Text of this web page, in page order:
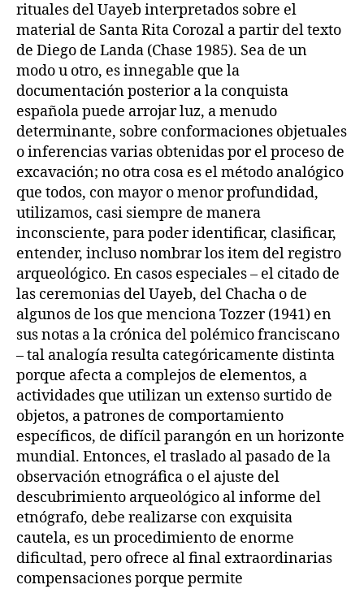
rituales del Uayeb interpretados sobre el
material de Santa Rita Corozal a partir del texto
de Diego de Landa (Chase 1985). Sea de un
modo u otro, es innegable que la
documentación posterior a la conquista
española puede arrojar luz, a menudo
determinante, sobre conformaciones objetuales
o inferencias varias obtenidas por el proceso de
excavación; no otra cosa es el método analógico
que todos, con mayor o menor profundidad,
utilizamos, casi siempre de manera
inconsciente, para poder identificar, clasificar,
entender, incluso nombrar los item del registro
arqueológico. En casos especiales – el citado de
las ceremonias del Uayeb, del Chacha o de
algunos de los que menciona Tozzer (1941) en
sus notas a la crónica del polémico franciscano
– tal analogía resulta categóricamente distinta
porque afecta a complejos de elementos, a
actividades que utilizan un extenso surtido de
objetos, a patrones de comportamiento
específicos, de difícil parangón en un horizonte
mundial. Entonces, el traslado al pasado de la
observación etnográfica o el ajuste del
descubrimiento arqueológico al informe del
etnógrafo, debe realizarse con exquisita
cautela, es un procedimiento de enorme
dificultad, pero ofrece al final extraordinarias
compensaciones porque permite